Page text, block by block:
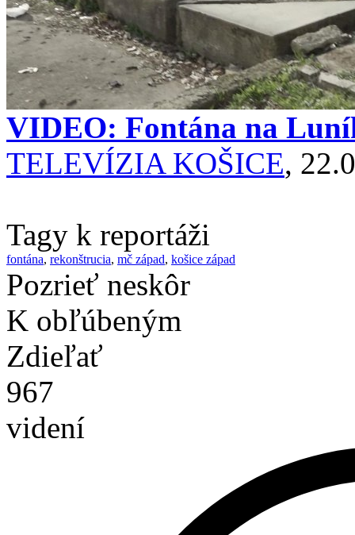
VIDEO: Fontána na
TELEVÍZIA KOŠICE,
Tagy k reportáži
fontána, rekonštrucia, mč západ, košice západ
Pozrieť neskôr
K obľúbeným
Zdieľať
967
videní